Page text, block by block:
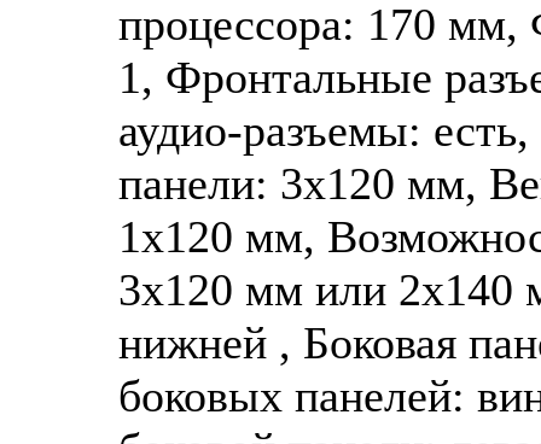
процессора: 170
1, Фронтальные
аудио-разъемы:
панели: 3х120 мм,
1х120 мм,
3x120 мм или 2х140
нижней , Боковая
боковых панелей: